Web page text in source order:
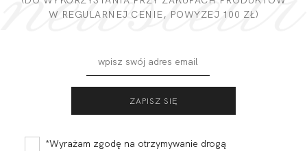
Miałeś już kontakt z naszym produktem? Zostaw opinię
DODAJ OPINIĘ
229,99 115,00 zł 264,99 132,50 zł
W REGULARNEJ CENIE, POWYZEJ 100 ZŁ)
*Wyrażam zgodę na otrzymywanie drogą